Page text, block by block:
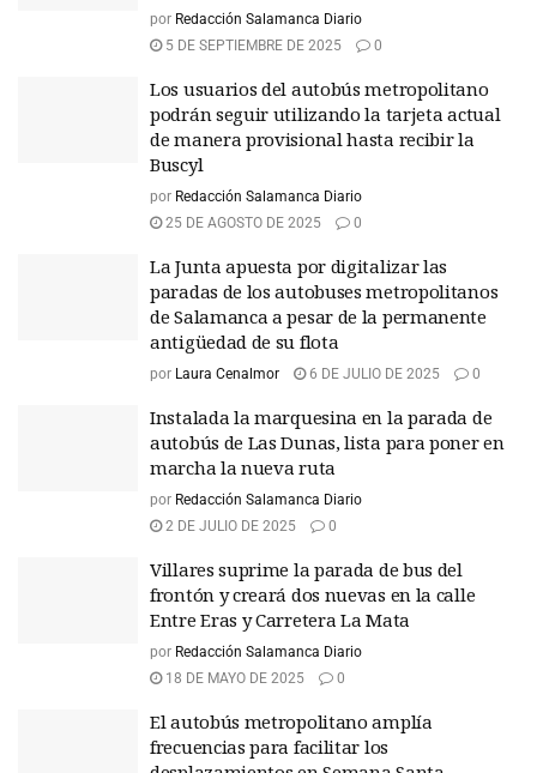
por Redacción Salamanca Diario
5 DE SEPTIEMBRE DE 2025
0
Los usuarios del autobús metropolitano
podrán seguir utilizando la tarjeta actual
de manera provisional hasta recibir la
Buscyl
por Redacción Salamanca Diario
25 DE AGOSTO DE 2025
0
La Junta apuesta por digitalizar las
paradas de los autobuses metropolitanos
de Salamanca a pesar de la permanente
antigüedad de su flota
por Laura Cenalmor 6 DE JULIO DE 2025 0
Instalada la marquesina en la parada de
autobús de Las Dunas, lista para poner en
marcha la nueva ruta
por Redacción Salamanca Diario
2 DE JULIO DE 2025
0
Villares suprime la parada de bus del
frontón y creará dos nuevas en la calle
Entre Eras y Carretera La Mata
por Redacción Salamanca Diario
18 DE MAYO DE 2025
0
El autobús metropolitano amplía
frecuencias para facilitar los